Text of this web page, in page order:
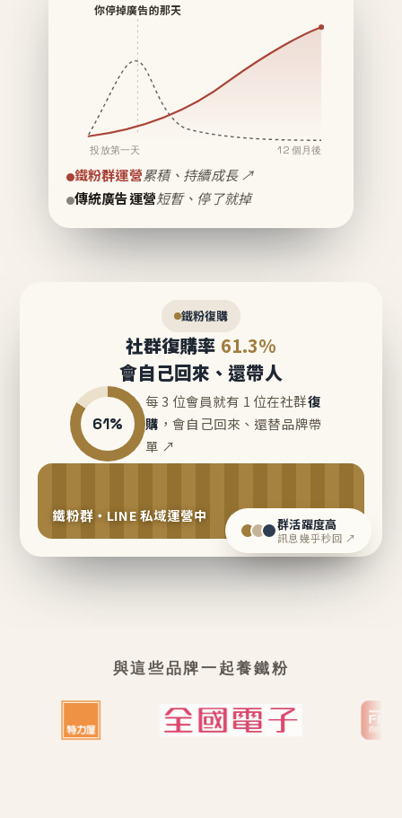
你停掉廣告的那天
投放第一天 12 個月後
鐵粉群運營累積、持續成長 ↗
傳統廣告運營短暫、停了就掉
鐵粉復購
社群復購率 61.3%
會自己回來、還帶人
61%
每 3 位會員就有 1 位在社群復
購 ，會自己回來、還替品牌帶
單 ↗
鐵粉群・LINE 私域運營中 群活躍度高
訊息幾乎秒回 ↗
與這些品牌一起養鐵粉